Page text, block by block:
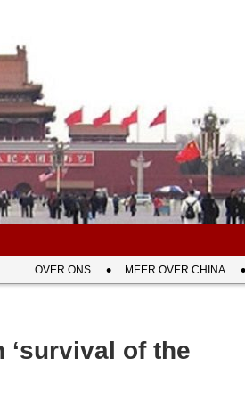
OVER ONS MEER OVER CHINA
‘survival of the